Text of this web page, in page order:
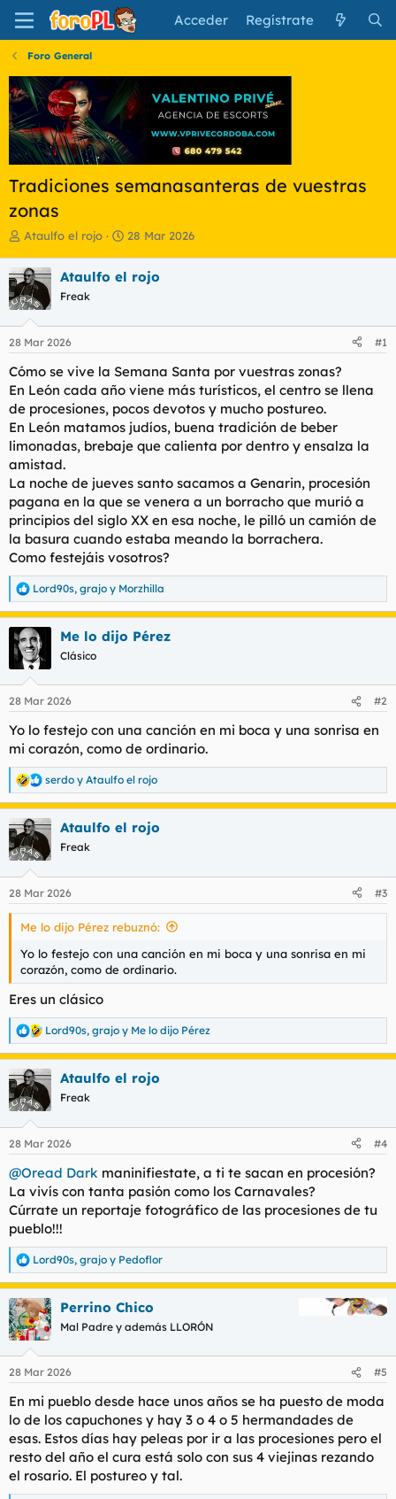
Acceder Regístrate
Foro General
Tradiciones semanasanteras de vuestras
zonas
I
i
c
i
a
d
o
d
e
l
t
e
m
a
Ataulfo el rojo
F
h
e
i
c
i
o
28 Mar 2026
Ataulfo el rojo
Freak
28 Mar 2026 #1
Cómo se vive la Semana Santa por vuestras zonas?
En León cada año viene más turísticos, el centro se llena
de procesiones, pocos devotos y mucho postureo.
En León matamos judíos, buena tradición de beber
limonadas, brebaje que calienta por dentro y ensalza la
amistad.
La noche de jueves santo sacamos a Genarin, procesión
pagana en la que se venera a un borracho que murió a
principios del siglo XX en esa noche, le pilló un camión de
la basura cuando estaba meando la borrachera.
Como festejáis vosotros?
R
e
a
c
c
e
:
Lord90s, grajo y Morzhilla
Me lo dijo Pérez
Clásico
28 Mar 2026 #2
Yo lo festejo con una canción en mi boca y una sonrisa en
mi corazón, como de ordinario.
R
e
a
c
c
i
e
s
serdo y Ataulfo el rojo
Ataulfo el rojo
Freak
28 Mar 2026 #3
Me lo dijo Pérez rebuznó:
Yo lo festejo con una canción en mi boca y una sonrisa en mi
corazón, como de ordinario.
Eres un clásico
R
e
a
c
c
i
e
:
Lord90s, grajo y Me lo dijo Pérez
Ataulfo el rojo
Freak
28 Mar 2026 #4
@Oread Dark maninifiestate, a ti te sacan en procesión?
La vivís con tanta pasión como los Carnavales?
Cúrrate un reportaje fotográfico de las procesiones de tu
pueblo!!!
R
e
a
c
c
i
e
:
Lord90s, grajo y Pedoflor
Perrino Chico
Mal Padre y además LLORÓN
28 Mar 2026 #5
En mi pueblo desde hace unos años se ha puesto de moda
lo de los capuchones y hay 3 o 4 o 5 hermandades de
esas. Estos días hay peleas por ir a las procesiones pero el
resto del año el cura está solo con sus 4 viejinas rezando
el rosario. El postureo y tal.